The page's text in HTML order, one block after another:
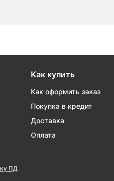
ПД
Как купить
Как оформить заказ
Покупка в кредит
Доставка
Оплата